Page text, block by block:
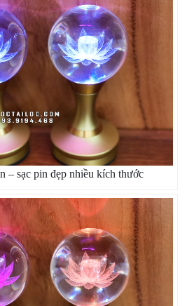
– sạc pin đẹp nhiều kích thước